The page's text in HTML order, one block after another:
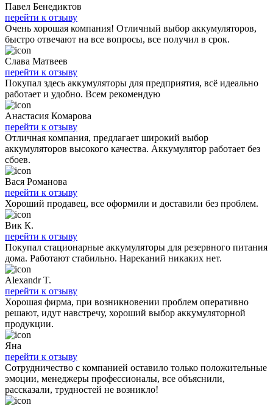
Павел Бенедиктов
перейти к отзыву
Очень хорошая компания! Отличный выбор аккумуляторов,
быстро отвечают на все вопросы, все получил в срок.
Слава Матвеев
перейти к отзыву
Покупал здесь аккумуляторы для предприятия, всё идеально
работает и удобно. Всем рекомендую
Анастасия Комарова
перейти к отзыву
Отличная компания, предлагает широкий выбор
аккумуляторов высокого качества. Аккумулятор работает без
сбоев.
Вася Романова
перейти к отзыву
Хороший продавец, все оформили и доставили без проблем.
Вик К.
перейти к отзыву
Покупал стационарные аккумуляторы для резервного питания
дома. Работают стабильно. Нареканий никаких нет.
Alexandr T.
перейти к отзыву
Хорошая фирма, при возникновении проблем оперативно
решают, идут навстречу, хороший выбор аккумуляторной
продукции.
Яна
перейти к отзыву
Сотрудничество с компанией оставило только положительные
эмоции, менеджеры профессионалы, все объяснили,
рассказали, трудностей не возникло!